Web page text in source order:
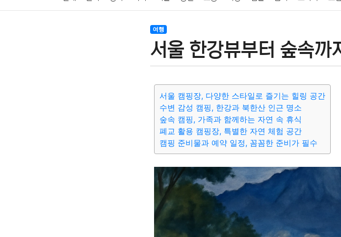
결혼 육아
기술 종교 사회 정치 건강 의료 의학 경제
여행
서울 한강뷰부터 숲속까
서울 캠핑장, 다양한 스타일로 즐기는 힐링 공간
수변 감성 캠핑, 한강과 북한산 인근 명소
숲속 캠핑, 가족과 함께하는 자연 속 휴식
폐교 활용 캠핑장, 특별한 자연 체험 공간
캠핑 준비물과 예약 일정, 꼼꼼한 준비가 필수